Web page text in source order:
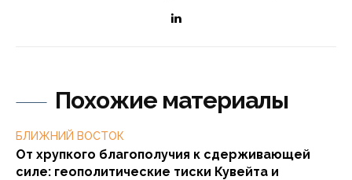
Похожие материалы
БЛИЖНИЙ ВОСТОК
От хрупкого благополучия к сдерживающей
силе: геополитические тиски Кувейта и